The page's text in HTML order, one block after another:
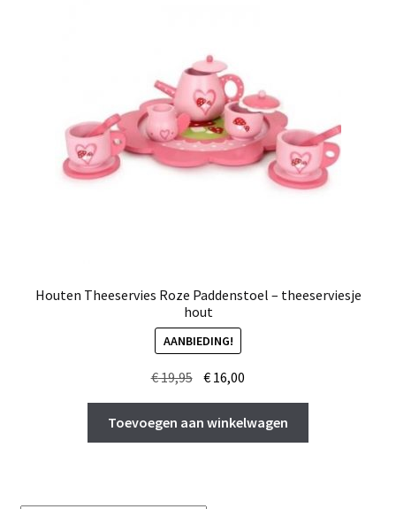
Houten Theeservies Roze Paddenstoel – theeserviesje
hout
AANBIEDING!
€19,95 Oorspronkelijke
was:
€ 19,95.
€ 16,00
is:
€ 16,00.
Toevoegen aan winkelwagen